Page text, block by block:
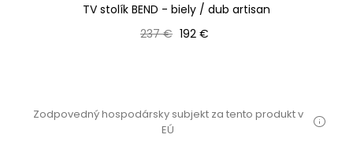
TV stolík BEND - biely / dub artisan
Bežná cena
237 € Cena
192 €
Zodpovedný hospodársky subjekt za tento produkt v
EÚ